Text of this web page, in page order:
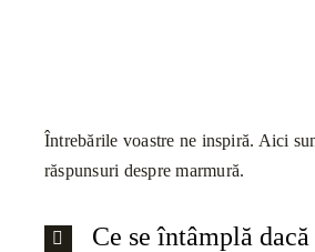
Întrebările voastre ne inspiră. Aici
răspunsuri despre marmură.
Ce se întâmplă